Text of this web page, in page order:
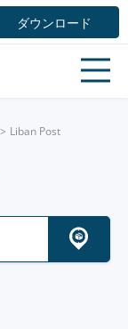
ダウンロード
Liban Post